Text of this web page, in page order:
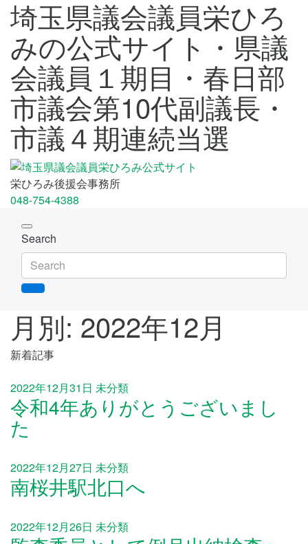
埼玉県議会議員栄ひろ
みの公式サイト・県議
会議員１期目・春日部
市議会第10代副議長・
市議４期連続当選
栄ひろみ後援会事務所
048-754-4388
Toggle
navigation
Search
月別: 2022年12月
新着記事
2022年12月31日 未分類
令和4年ありがとうございまし
た
2022年12月27日 未分類
南桜井駅北口へ
2022年12月26日 未分類